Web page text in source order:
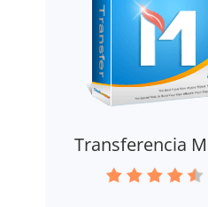
Transferencia